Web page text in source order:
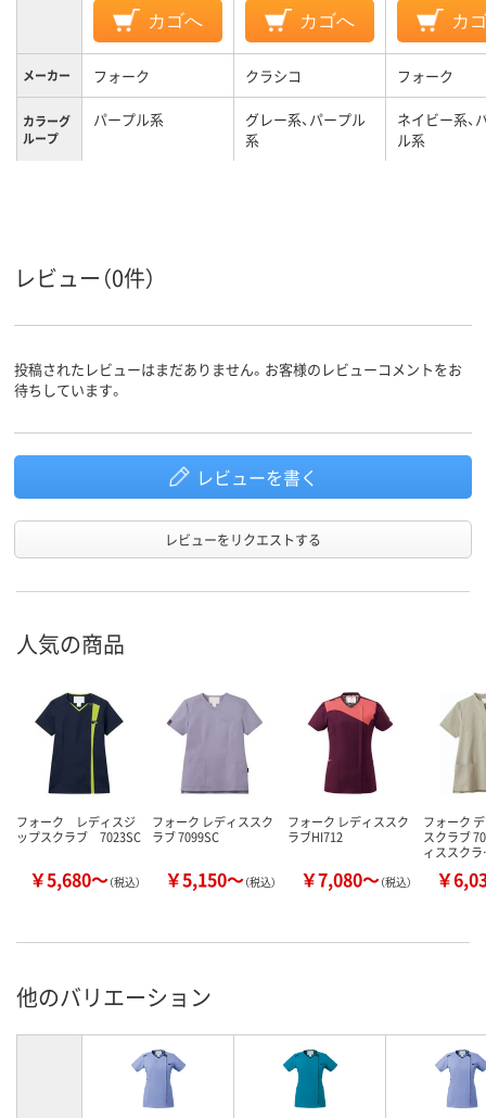
カゴへ カゴへ カ
メーカー フォーク クラシコ フォーク
カラーグ
ループ
パープル系
グレー系、パープル
系
ネイビー系、
ル系
レビュー（0件）
投稿されたレビューはまだありません。お客様のレビューコメントをお
待ちしています。
レビューを書く
レビューをリクエストする
人気の商品
フォーク レディスジ
ップスクラブ 7023SC
￥5,680～（税込）
フォーク レディススク
ラブ 7099SC
￥5,150～（税込）
フォーク レディススク
ラブHI712
￥7,080～（税込）
フォーク
スクラブ
ィススク
￥
他のバリエーション